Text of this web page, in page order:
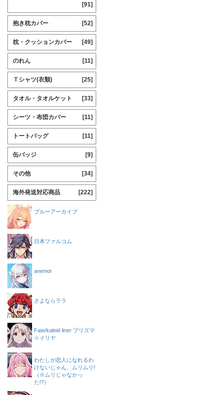
[91]
抱き枕カバー [52]
枕・クッションカバー [49]
のれん [11]
Ｔシャツ(衣類) [25]
タオル・タオルケット [33]
シーツ・布団カバー [11]
トートバッグ [11]
缶バッジ [9]
その他 [34]
海外発送対応商品 [222]
ブルーアーカイブ
日本ファルコム
anemoi
さよならララ
Fate/kaleid liner プリズマ
☆イリヤ
わたしが恋人になれるわ
けないじゃん、ムリムリ!
（※ムリじゃなかっ
た!?）